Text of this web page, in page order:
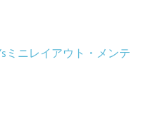
ミニレイアウト・メンテ